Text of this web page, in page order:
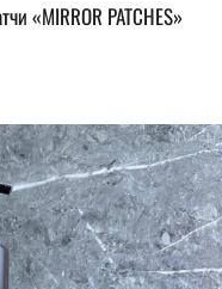
«MIRROR PATCHES»